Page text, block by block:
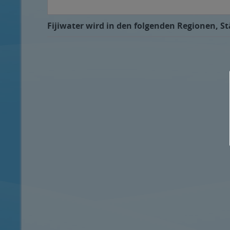
Fijiwater wird in den folgenden Regionen,